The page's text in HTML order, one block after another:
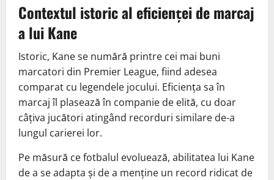
Contextul istoric al eficienței de marcaj
a lui Kane
Istoric, Kane se numără printre cei mai buni
marcatori din Premier League, fiind adesea
comparat cu legendele jocului. Eficiența sa în
marcaj îl plasează în companie de elită, cu doar
câțiva jucători atingând recorduri similare de-a
lungul carierei lor.
Pe măsură ce fotbalul evoluează, abilitatea lui Kane
de a se adapta și de a menține un record ridicat de